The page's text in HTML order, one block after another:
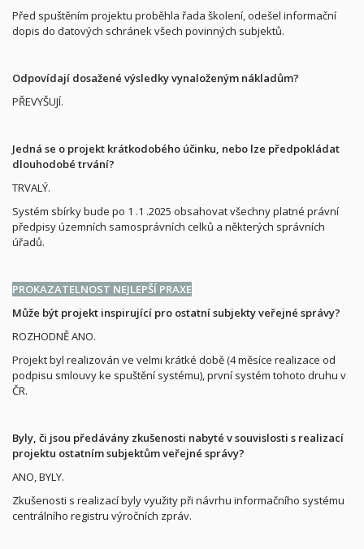
Před spuštěním projektu proběhla řada školení, odešel informační
dopis do datových schránek všech povinných subjektů.
Odpovídají dosažené výsledky vynaloženým nákladům?
PŘEVYŠUJÍ.
Jedná se o projekt krátkodobého účinku, nebo lze předpokládat
dlouhodobé trvání?
TRVALÝ.
Systém sbírky bude po 1 .1 .2025 obsahovat všechny platné právní
předpisy územních samosprávních celků a některých správních
úřadů.
PROKAZATELNOST NEJLEPŠÍ PRAXE
Může být projekt inspirující pro ostatní subjekty veřejné správy?
ROZHODNĚ ANO.
Projekt byl realizován ve velmi krátké době (4 měsíce realizace od
podpisu smlouvy ke spuštění systému), první systém tohoto druhu v
ČR.
Byly, či jsou předávány zkušenosti nabyté v souvislosti s realizací
projektu ostatním subjektům veřejné správy?
ANO, BYLY.
Zkušenosti s realizací byly využity při návrhu informačního systému
centrálního registru výročních zpráv.